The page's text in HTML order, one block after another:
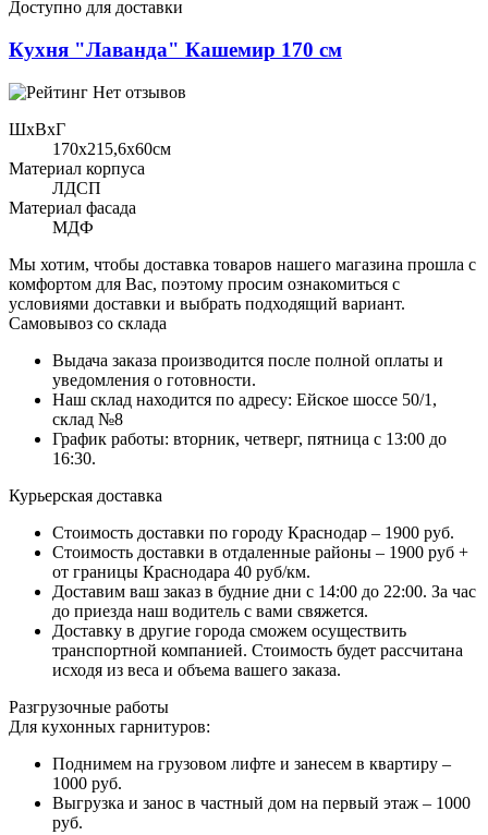
Доступно для доставки
Кухня "Лаванда" Кашемир 170 см
Нет отзывов
ШхВхГ
170x215,6х60см
Материал корпуса
ЛДСП
Материал фасада
МДФ
Мы хотим, чтобы доставка товаров нашего магазина прошла с
комфортом для Вас, поэтому просим ознакомиться с
условиями доставки и выбрать подходящий вариант.
Самовывоз со склада
Выдача заказа производится после полной оплаты и
уведомления о готовности.
Наш склад находится по адресу: Ейское шоссе 50/1,
склад №8
График работы: вторник, четверг, пятница с 13:00 до
16:30.
Курьерская доставка
Стоимость доставки по городу Краснодар – 1900 руб.
Стоимость доставки в отдаленные районы – 1900 руб +
от границы Краснодара 40 руб/км.
Доставим ваш заказ в будние дни с 14:00 до 22:00. За час
до приезда наш водитель с вами свяжется.
Доставку в другие города сможем осуществить
транспортной компанией. Стоимость будет рассчитана
исходя из веса и объема вашего заказа.
Разгрузочные работы
Для кухонных гарнитуров:
Поднимем на грузовом лифте и занесем в квартиру –
1000 руб.
Выгрузка и занос в частный дом на первый этаж – 1000
руб.